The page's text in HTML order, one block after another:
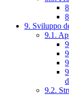
9. Sviluppo
9.1.
9.2.